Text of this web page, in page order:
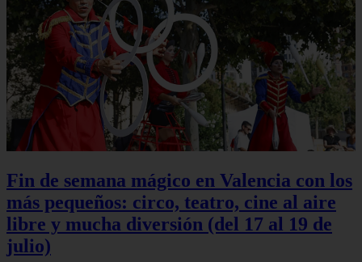
Fin de semana mágico en Valencia con los
más pequeños: circo, teatro, cine al aire
libre y mucha diversión (del 17 al 19 de
julio)